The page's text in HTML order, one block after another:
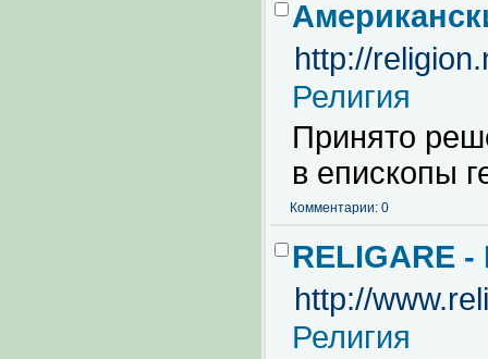
http://
Религия
Принято
в епископы
Комментарии: 0
RELIGARE
http://
Религия